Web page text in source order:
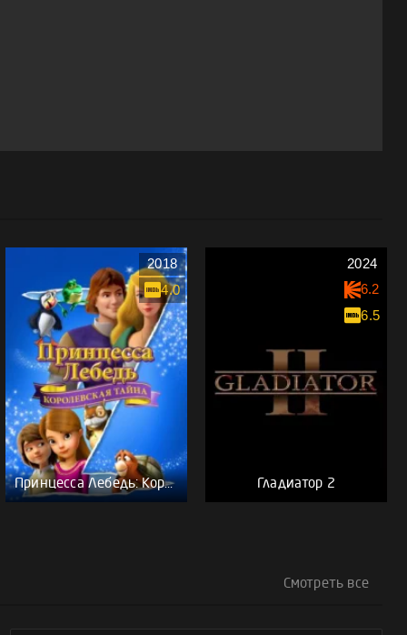
Принцесса Лебедь: Королевская тайна
2018
4.0
Гладиатор 2
2024
6.2
6.5
Смотреть все